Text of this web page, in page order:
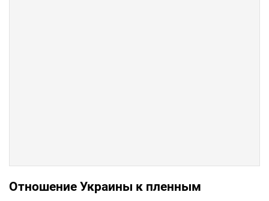
Отношение Украины к пленным